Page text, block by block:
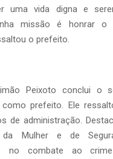
uma vida digna e
missão é honrar o
o prefeito.
Peixoto conclui o
prefeito. Ele
de administração.
da Mulher e de
no combate ao